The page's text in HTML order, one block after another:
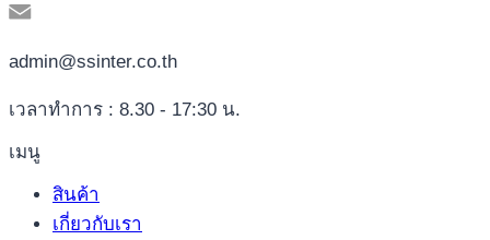
admin@ssinter.co.th
เวลาทำการ : 8.30 - 17:30 น.
เมนู
สินค้า
เกี่ยวกับเรา